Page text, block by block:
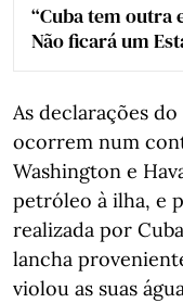
“Cuba tem
Não ficará um
As declarações
ocorrem num
Washington e
petróleo à ilha, e
realizada por
lancha
violou as suas